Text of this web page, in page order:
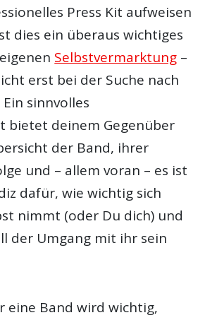
Press Kit aufweisen
dies ein überaus wichtiges
Selbstvermarktung –
erst bei der Suche nach
Ein sinnvolles
bietet deinem Gegenüber
der Band, ihrer
und – allem voran – es ist
dafür, wie wichtig sich
nimmt (oder Du dich) und
der Umgang mit ihr sein
eine Band wird wichtig,